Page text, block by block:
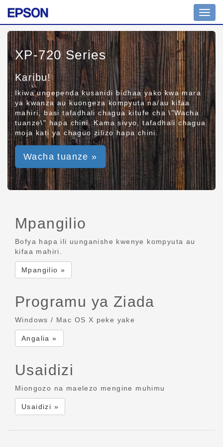
XP-720 Series
Karibu!
Ikiwa ungependa kusanidi bidhaa yako kwa mara
ya kwanza au kuongeza kompyuta na/au kifaa
mahiri, basi tafadhali chagua kitufe cha \"Wacha
tuanze\" hapa chini. Kama sivyo, tafadhali chagua
moja kati ya chaguo zilizo hapa chini.
Wacha tuanze »
Mpangilio
Bofya hapa ili uunganishe kwenye kompyuta au
kifaa mahiri.
Mpangilio »
Programu ya Ziada
Windows / Mac OS X peke yake
Angalia »
Usaidizi
Miongozo na maelezo mengine muhimu
Usaidizi »